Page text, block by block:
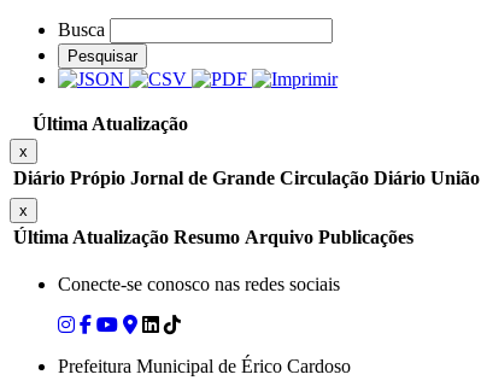
Busca
Pesquisar
Última Atualização
x
Diário Própio Jornal de Grande Circulação Diário União
x
Última Atualização Resumo Arquivo Publicações
Conecte-se conosco nas redes sociais
Prefeitura Municipal de Érico Cardoso